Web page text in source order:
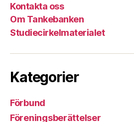
Kontakta oss
Om Tankebanken
Studiecirkelmaterialet
Kategorier
Förbund
Föreningsberättelser